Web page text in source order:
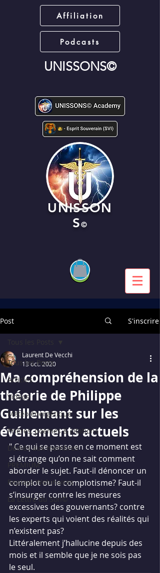
Affiliation
Podcasts
UNISSONS©
UNISSON
S©
Post S'inscrire
Tous les Posts
Articles
Vidéos
Météo énergétique
Prières, poèmes & citations
Dédiés aux membres
PREMIUM
Replays Webinaires
La Lettre du Son©
Ma compréhension de la
théorie de Philippe
Guillemant sur les
événements actuels
Laurent De Vecchi
13 oct. 2020
" Ce qui se passe en ce moment est
si étrange qu’on ne sait comment
aborder le sujet. Faut-il dénoncer un
complot ou le complotisme? Faut-il
s’insurger contre les mesures
excessives des gouvernants? contre
les experts qui voient des réalités qui
n’existent pas?
Littéralement j’hallucine depuis des
mois et il semble que je ne sois pas
le seul.